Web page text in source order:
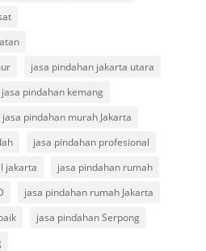
jasa pindahan jakarta utara
jasa pindahan kemang
jasa pindahan murah Jakarta
jasa pindahan profesional
jakarta
jasa pindahan rumah
jasa pindahan rumah Jakarta
jasa pindahan Serpong